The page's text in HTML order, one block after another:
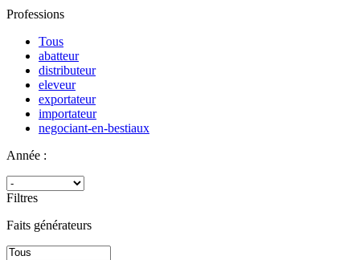
Professions
Tous
abatteur
distributeur
eleveur
exportateur
importateur
negociant-en-bestiaux
Année :
Filtres
Faits générateurs